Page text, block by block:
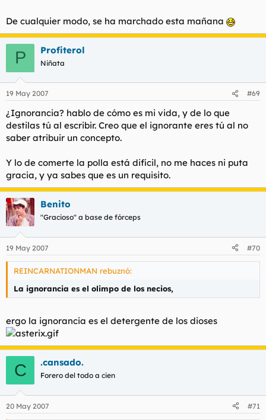
De cualquier modo, se ha marchado esta mañana
P Profiterol
Niñata
19 May 2007 #69
¿Ignorancia? hablo de cómo es mi vida, y de lo que
destilas tú al escribir. Creo que el ignorante eres tú al no
saber atribuir un concepto.
Y lo de comerte la polla está difícil, no me haces ni puta
gracia, y ya sabes que es un requisito.
Benito
"Gracioso" a base de fórceps
19 May 2007 #70
REINCARNATIONMAN rebuznó:
La ignorancia es el olimpo de los necios,
ergo la ignorancia es el detergente de los dioses
C .cansado.
Forero del todo a cien
20 May 2007 #71